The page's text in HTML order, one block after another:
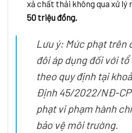
xả chất thải không qua xử
50 triệu đồng.
Lưu ý: Mức phạt trên
đôi áp dụng đối với
theo quy định tại
Định 45/2022/NĐ-CP
phạt vi phạm hành
bảo vệ môi trường.